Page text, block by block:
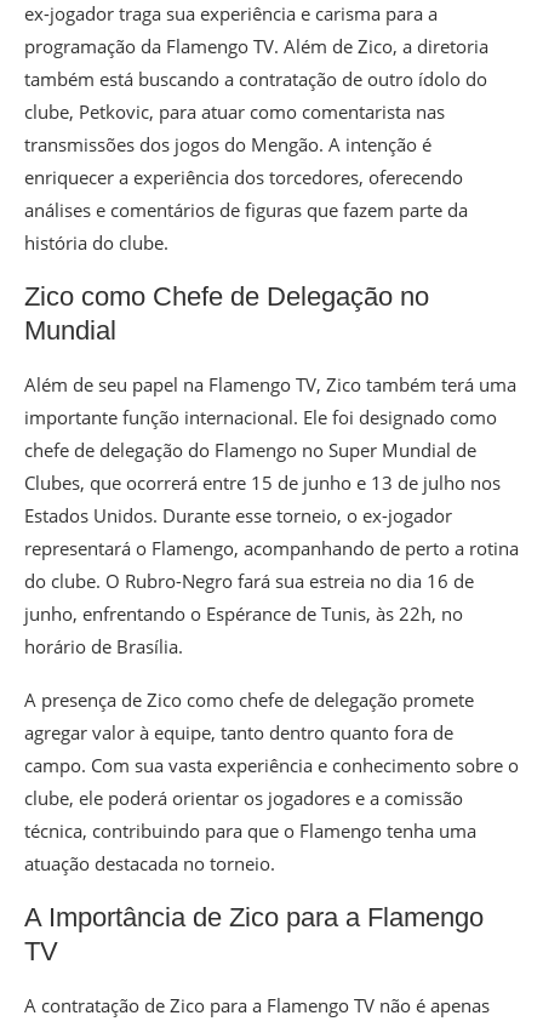
ex-jogador traga sua experiência e carisma para a
programação da Flamengo TV. Além de Zico, a diretoria
também está buscando a contratação de outro ídolo do
clube, Petkovic, para atuar como comentarista nas
transmissões dos jogos do Mengão. A intenção é
enriquecer a experiência dos torcedores, oferecendo
análises e comentários de figuras que fazem parte da
história do clube.
Zico como Chefe de Delegação no
Mundial
Além de seu papel na Flamengo TV, Zico também terá uma
importante função internacional. Ele foi designado como
chefe de delegação do Flamengo no Super Mundial de
Clubes, que ocorrerá entre 15 de junho e 13 de julho nos
Estados Unidos. Durante esse torneio, o ex-jogador
representará o Flamengo, acompanhando de perto a rotina
do clube. O Rubro-Negro fará sua estreia no dia 16 de
junho, enfrentando o Espérance de Tunis, às 22h, no
horário de Brasília.
A presença de Zico como chefe de delegação promete
agregar valor à equipe, tanto dentro quanto fora de
campo. Com sua vasta experiência e conhecimento sobre o
clube, ele poderá orientar os jogadores e a comissão
técnica, contribuindo para que o Flamengo tenha uma
atuação destacada no torneio.
A Importância de Zico para a Flamengo
TV
A contratação de Zico para a Flamengo TV não é apenas